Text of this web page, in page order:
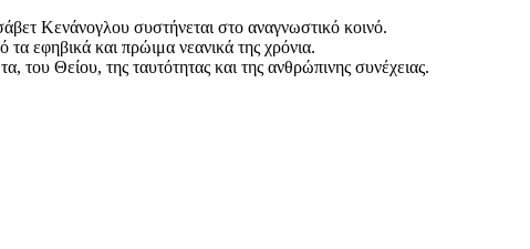
Κενάνογλου συστήνεται στο αναγνωστικό κοινό.
εφηβικά και πρώιμα νεανικά της χρόνια.
του Θείου, της ταυτότητας και της ανθρώπινης συνέχειας.